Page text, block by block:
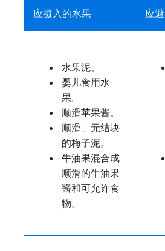
应摄入的水果 应
水果泥。
婴儿食用水
果。
顺滑苹果酱。
顺滑、无结块
的梅子泥。
牛油果混合成
顺滑的牛油果
酱和可允许食
物。